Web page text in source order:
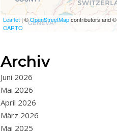
Leaflet | ©OpenStreetMapcontributors and ©
CARTO
Archiv
Juni 2026
Mai 2026
April 2026
März 2026
Mai 2025